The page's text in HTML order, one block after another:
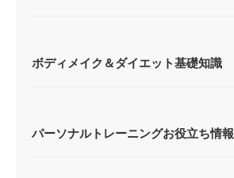
ボディメイク＆ダイエット基礎知識
パーソナルトレーニングお役立ち情報